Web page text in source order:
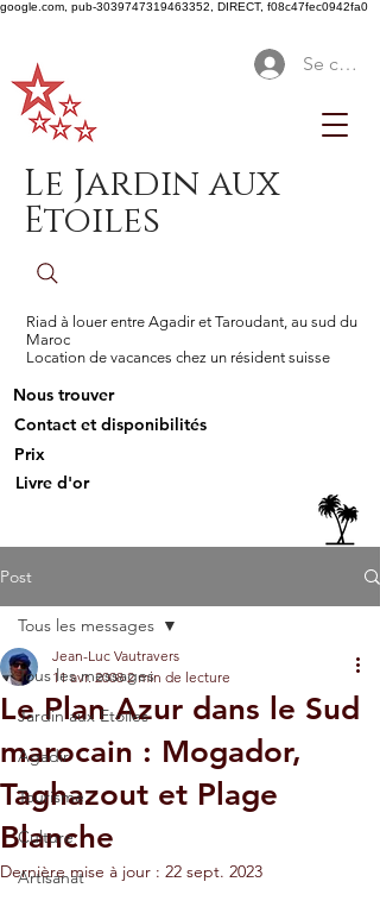
google.com, pub-3039747319463352, DIRECT, f08c47fec0942fa0
Se
Le Jardin aux
Etoiles
Riad à louer entre Agadir et Taroudant, au sud du
Maroc
Location de vacances chez un résident suisse
Nous trouver
Contact et disponibilités
Prix
Livre d'or
Post
Tous les messages
Jardin aux Etoiles
Agadir
Tourisme
Culture
Artisanat
Tous les messages
Le Plan Azur dans le Sud
marocain : Mogador,
Taghazout et Plage
Blanche
Jean-Luc Vautravers
11 avr. 2008 2 min de lecture
Dernière mise à jour : 22 sept. 2023